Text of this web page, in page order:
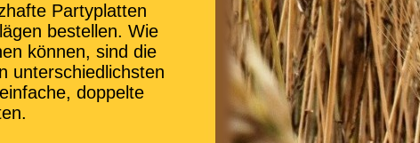
Partyplatten
bestellen. Wie
können, sind die
unterschiedlichsten
doppelte